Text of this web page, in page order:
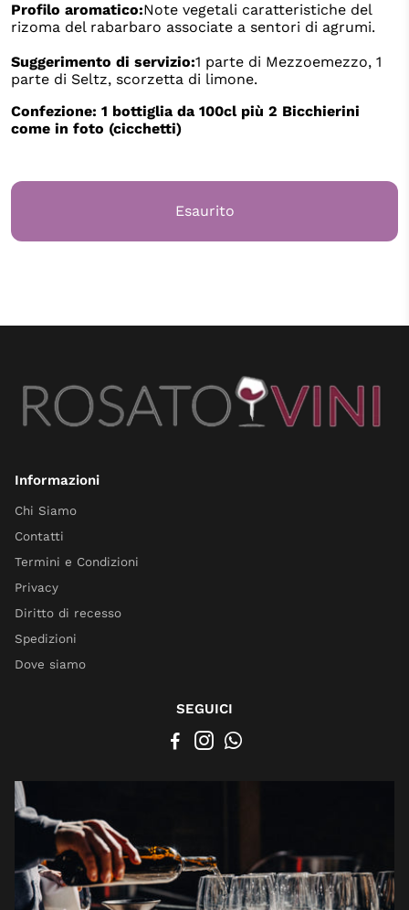
Profilo aromatico:Note vegetali caratteristiche del
rizoma del rabarbaro associate a sentori di agrumi.
Suggerimento di servizio:1 parte di Mezzoemezzo, 1
parte di Seltz, scorzetta di limone.
Confezione: 1 bottiglia da 100cl più 2 Bicchierini
come in foto (cicchetti)
Esaurito
Informazioni
Chi Siamo
Contatti
Termini e Condizioni
Privacy
Diritto di recesso
Spedizioni
Dove siamo
SEGUICI